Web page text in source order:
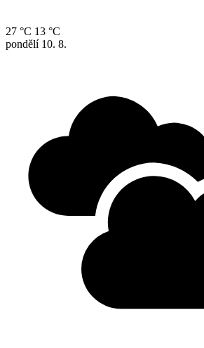
27 °C 13 °C
pondělí 10. 8.